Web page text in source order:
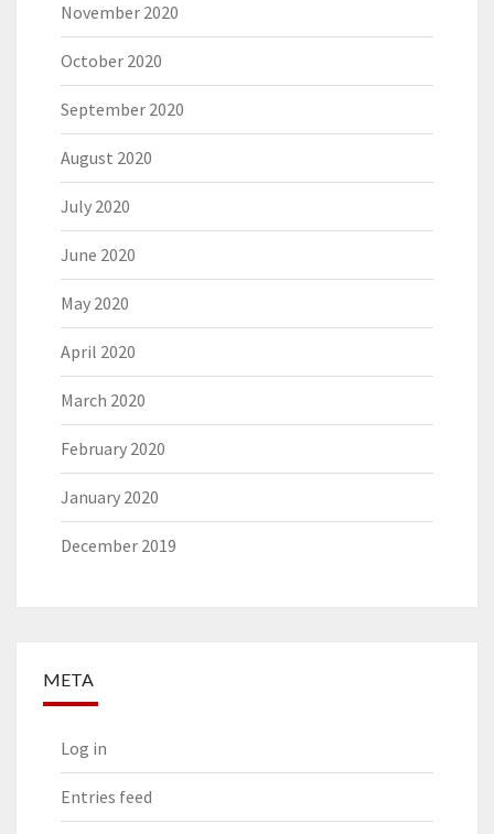
November 2020
October 2020
September 2020
August 2020
July 2020
June 2020
May 2020
April 2020
March 2020
February 2020
January 2020
December 2019
META
Log in
Entries feed